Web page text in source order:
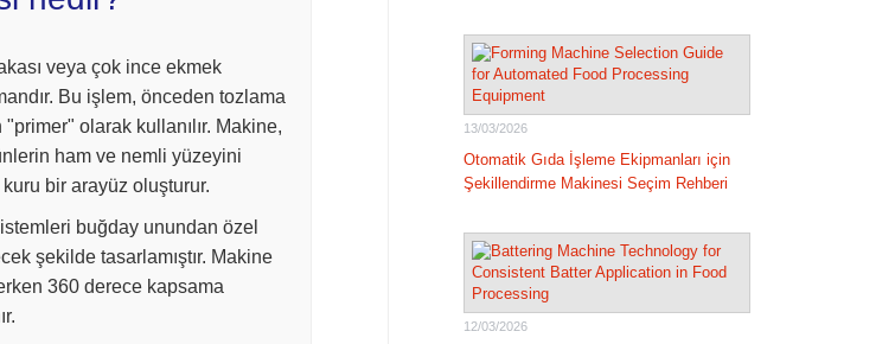
13/03/2026
Otomatik Gıda İşleme Ekipmanları için
Şekillendirme Makinesi Seçim Rehberi
12/03/2026